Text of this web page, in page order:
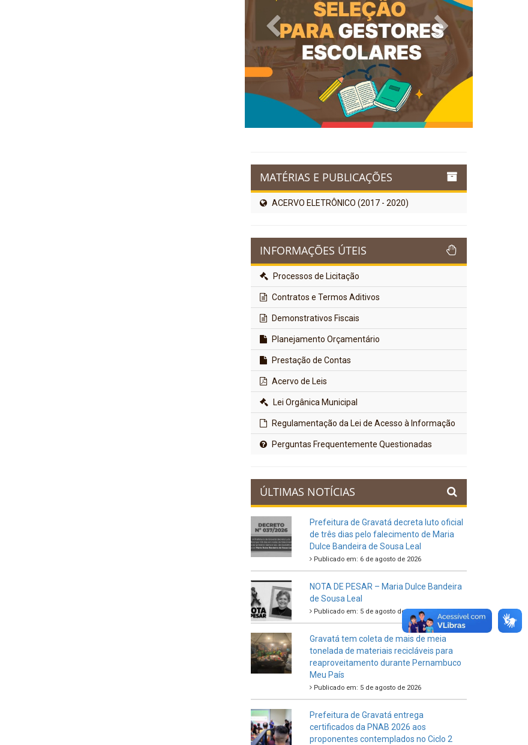
Previous Next
MATÉRIAS E PUBLICAÇÕES
ACERVO ELETRÔNICO (2017 - 2020)
INFORMAÇÕES ÚTEIS
Processos de Licitação
Contratos e Termos Aditivos
Demonstrativos Fiscais
Planejamento Orçamentário
Prestação de Contas
Acervo de Leis
Lei Orgânica Municipal
Regulamentação da Lei de Acesso à Informação
Perguntas Frequentemente Questionadas
ÚLTIMAS NOTÍCIAS
Prefeitura de Gravatá decreta luto oficial
de três dias pelo falecimento de Maria
Dulce Bandeira de Sousa Leal
Publicado em: 6 de agosto de 2026
NOTA DE PESAR – Maria Dulce Bandeira
de Sousa Leal
Publicado em: 5 de agosto de 2026
Gravatá tem coleta de mais de meia
tonelada de materiais recicláveis para
reaproveitamento durante Pernambuco
Meu País
Publicado em: 5 de agosto de 2026
Prefeitura de Gravatá entrega
certificados da PNAB 2026 aos
proponentes contemplados no Ciclo 2